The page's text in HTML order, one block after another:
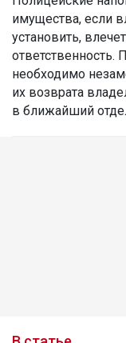
имущества, если
установить,
необходимо
их возврата
в ближайший